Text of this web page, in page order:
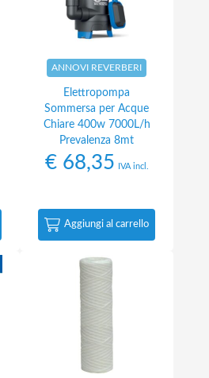
ANNOVI REVERBERI
Elettropompa
Sommersa per Acque
Chiare 400w 7000L/h
Prevalenza 8mt
€68,35 IVA incl.
Aggiungi al carrello